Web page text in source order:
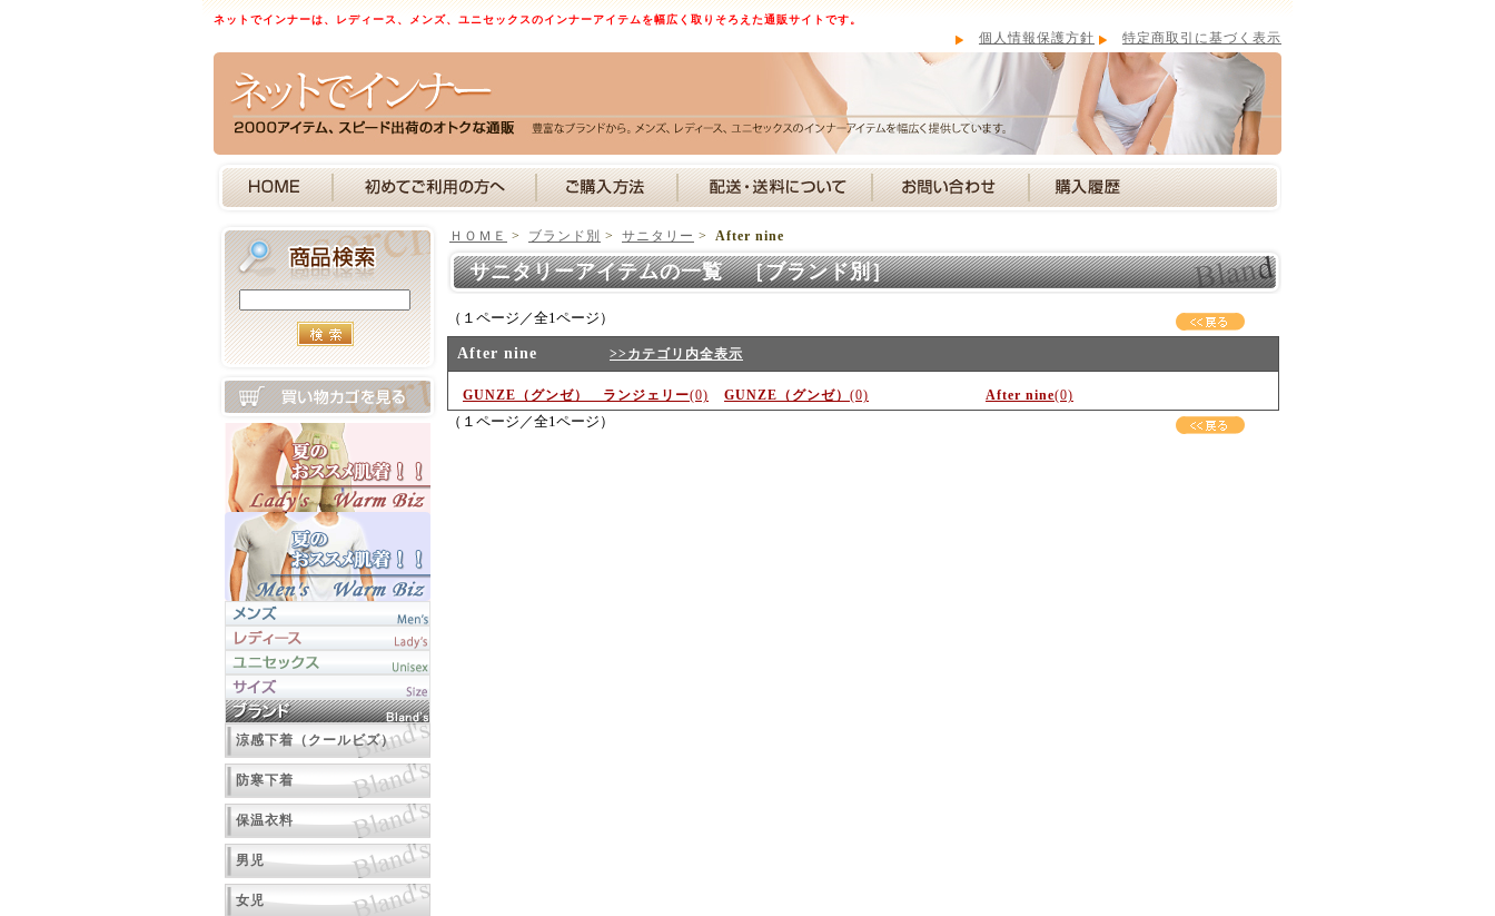
ネットでインナーは、レディース、メンズ、ユニセックスのインナーアイテムを幅広く取りそろえた通販サイトです。
特定商取引に基づく表示
個人情報保護方針
涼感下着（クールビズ）
防寒下着
保温衣料
男児
女児
ＨＯＭＥ > ブランド別 > サニタリー > After nine
サニタリーアイテムの一覧 ［ブランド別］
（１ページ／全1ページ）
After nine >>カテゴリ内全表示
GUNZE（グンゼ） ランジェリー(0) GUNZE（グンゼ） (0) After nine(0)
（１ページ／全1ページ）